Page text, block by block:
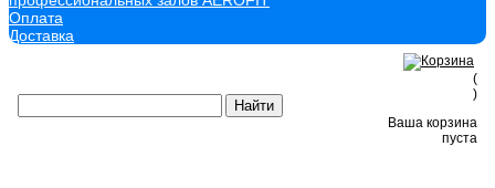
Оплата
Доставка
(
)
Ваша корзина
пуста